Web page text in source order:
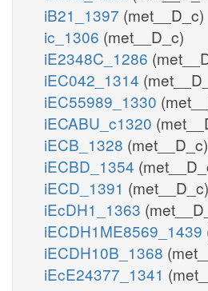
iB21_1397 (met__D_c)
ic_1306 (met__D_c)
iE2348C_1286
iEC042_1314
iEC55989_1330
iECABU_c1320
iECB_1328 (met__D_c)
iECBD_1354
iECD_1391 (met__D_c)
iEcDH1_1363
iECDH1ME8569_1439
iECDH10B_1368
iEcE24377_1341